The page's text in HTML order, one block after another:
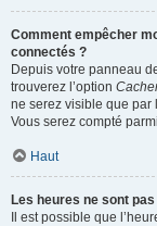
Comment empêcher
connectés ?
Depuis votre panneau
trouverez l’option
ne serez visible que par
Vous serez compté
Haut
Les heures ne sont
Il est possible que